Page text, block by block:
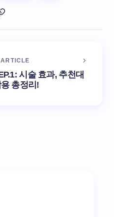
시술 효과, 추천대
총정리!